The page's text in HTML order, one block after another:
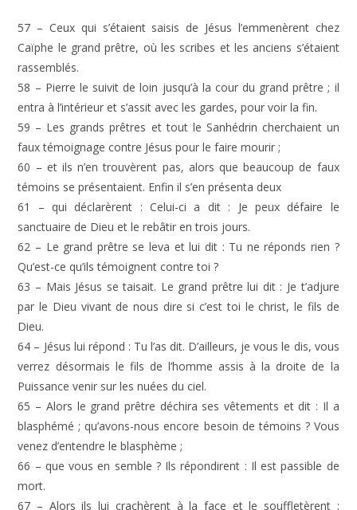
57 – Ceux qui s’étaient saisis de Jésus l’emmenèrent chez
Caïphe le grand prêtre, où les scribes et les anciens s’étaient
rassemblés.
58 – Pierre le suivit de loin jusqu’à la cour du grand prêtre ; il
entra à l’intérieur et s’assit avec les gardes, pour voir la fin.
59 – Les grands prêtres et tout le Sanhédrin cherchaient un
faux témoignage contre Jésus pour le faire mourir ;
60 – et ils n’en trouvèrent pas, alors que beaucoup de faux
témoins se présentaient. Enfin il s’en présenta deux
61 – qui déclarèrent : Celui-ci a dit : Je peux défaire le
sanctuaire de Dieu et le rebâtir en trois jours.
62 – Le grand prêtre se leva et lui dit : Tu ne réponds rien ?
Qu’est-ce qu’ils témoignent contre toi ?
63 – Mais Jésus se taisait. Le grand prêtre lui dit : Je t’adjure
par le Dieu vivant de nous dire si c’est toi le christ, le fils de
Dieu.
64 – Jésus lui répond : Tu l’as dit. D’ailleurs, je vous le dis, vous
verrez désormais le fils de l’homme assis à la droite de la
Puissance venir sur les nuées du ciel.
65 – Alors le grand prêtre déchira ses vêtements et dit : Il a
blasphémé ; qu’avons-nous encore besoin de témoins ? Vous
venez d’entendre le blasphème ;
66 – que vous en semble ? Ils répondirent : Il est passible de
mort.
67 – Alors ils lui crachèrent à la face et le souffletèrent ;